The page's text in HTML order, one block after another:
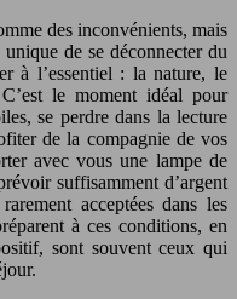
des inconvénients, mais
de se déconnecter du
à l’essentiel : la nature, le
le moment idéal pour
se perdre dans la lecture
de la compagnie de vos
avec vous une lampe de
suffisamment d’argent
acceptées dans les
à ces conditions, en
sont souvent ceux qui